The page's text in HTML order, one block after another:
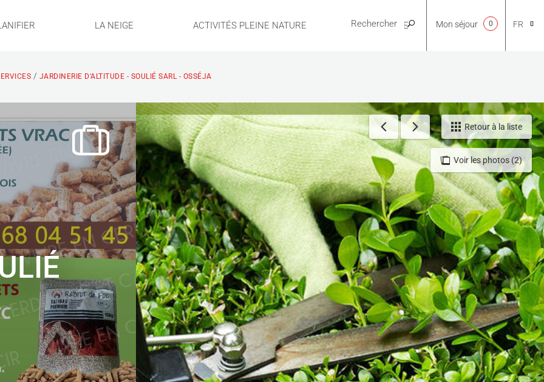
LA NEIGE ACTIVITÉS PLEINE NATURE PRATIQUE
NL
EN
FR
ES
Mon séjour 0
/ JARDINERIE D'ALTITUDE - SOULIÉ SARL - OSSÉJA
Voir les photos (2)
Retour à la liste